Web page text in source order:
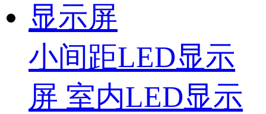
显示屏
小间距LED显示
屏 室内LED显示